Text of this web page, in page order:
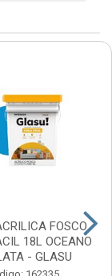
FOSCO
18L OCEANO
- GLASU